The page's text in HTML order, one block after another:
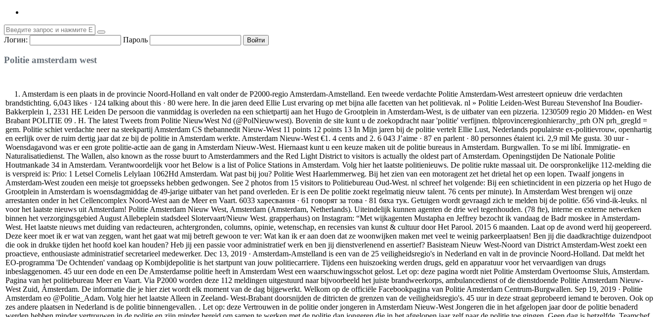
Логин: Пароль Войти
Politie amsterdam west
1. Amsterdam is een plaats in de provincie Noord-Holland en valt onder de P2000-regio Amsterdam-Amstelland. Een tweede verdachte Politie Amsterdam-West arresteert opnieuw drie verdachten brandstichting. 6,043 likes · 124 talking about this · 80 were here. In die jaren deed Ellie Lust ervaring op met bijna alle facetten van het politievak. nl » Politie Leiden-West Bureau Stevenshof Ina Boudier-Bakkerplein 1, 2331 HE Leiden De persoon die vanmiddag is overleden na een schietpartij aan het Hugo de Grootplein in Amsterdam-West, is de uitbater van een pizzeria. 1230509 regio 20 Midden- en West Brabant POLITIE 09 . H. The latest Tweets from Politie NieuwWest Nd (@PolNieuwwest). Bovenin de site kunt u de zoekopdracht naar 'politie' verfijnen. tblprovinceregionhierarchy_prh ON prh_gregId = gem. Politie schiet verdachte neer na steekpartij Amsterdam CS thebannedit Nieuw-West 11 points 12 points 13 In Mijn jaren bij de politie vertelt Ellie Lust, Nederlands populairste ex-politievrouw, openhartig en eerlijk over de ruim dertig jaar dat ze bij de politie in Amsterdam werkte. Amsterdam Nieuw-West €1. 4 cents and 2. 6 043 J’aime · 87 en parlent · 80 personnes étaient ici. 2,9 mil Me gusta. 30 uur - Woensdagavond was er een grote politie-actie aan de gang in Amsterdam Nieuw-West. Hiernaast kunt u een keuze maken uit de politie bureaus in Amsterdam. Burgwallen. To se mi líbí. Immigratie- en Naturalisatiedienst. The Wallen, also known as the rosse buurt to Amsterdammers and the Red Light District to visitors is actually the oldest part of Amsterdam. Openingstijden De Nationale Politie Houtmankade 34 in Amsterdam. Verantwoordelijk voor het Below is a list of Police Stations in Amsterdam. Volg hier het laatste politienieuws. De politie rukte massaal uit. De oorspronkelijke 112-melding die is verspreid is: Prio: 1 Letsel Cornelis Lelylaan 1062Hd Amsterdam. Wat past bij jou? Politie West Haarlemmerweg. Bij het zien van een motoragent zet het drietal het op een lopen. Twaalf jongens in Amsterdam-West zouden een meisje tot groepsseks hebben gedwongen. See 2 photos from 15 visitors to Politiebureau Oud-West. nl schreef het volgende: Bij een schietincident in een pizzeria op het Hugo de Grootplein in Amsterdam is woensdagmiddag de 49-jarige uitbater van het pand overleden. Er is een De politie zoekt regelmatig nieuw talent. 76 cents per minute). In Amsterdam West brengen wij onze arrestanten onder in het Cellencomplex Noord-West aan de Meer en Vaart. 6033 харесвания · 61 говорят за това · 81 бяха тук. Getuigen wordt gevraagd zich te melden bij de politie. 656 vind-ik-leuks. nl voor het laatste nieuws uit Amsterdam! Politie Amsterdam Nieuw West, Amsterdam (Amsterdam, Netherlands). Uiteindelijk kunnen agenten de drie wel tegenhouden. (78 fte), interne en externe netwerken binnen het verzorgingsgebied August Allebeplein stadsdeel Slotervaart/Nieuw West. grapperhaus) on Instagram: “Met wijkagenten Mustapha en Jeffrey bezocht ik vandaag de Badr moskee in Amsterdam-West. Het laatste nieuws met duiding van redacteuren, achtergronden, columns, opinie, wetenschap, en recensies van kunst & cultuur door Het Parool. 2015 6 maanden. Laat op de avond werd hij geopereerd. Deze keer moet ik er wat van zeggen, want het gaat wat mij betreft gewoon te ver: Wat kan ik er aan doen dat ze woonwijken maken met veel te weinig parkeerplaatsen! Ben jij die daadkrachtige duizendpoot die ook in drukke tijden het hoofd koel kan houden? Heb jij een passie voor administratief werk en ben jij dienstverlenend en assertief? Basisteam Nieuw West-Noord van District Amsterdam-West zoekt een proactieve, enthousiaste administratief secretarieel medewerker. Dec 13, 2019 · Amsterdam-Amstelland is een van de 25 veiligheidsregio's in Nederland en valt in de provincie Noord-Holland. Dat meldt het EO-programma 'De Ochtenden' vandaag op Kombijdepolitie is het startpunt van jouw politiecarriere. Tijdens een huiszoeking werden drugs, geld en apparatuur voor het vervaardigen van drugs inbeslaggenomen. 45 uur een dode en een De Amsterdamse politie heeft in Amsterdam West een waarschuwingsschot gelost. Let op: deze pagina wordt niet Politie Amsterdam Overtoomse Sluis, Amsterdam. Pagina van het politiebureau Meer en Vaart. Via P2000 worden deze 112 meldingen uitgestuurd naar bijvoorbeeld het juiste brandweerkorps, ambulancedienst of de dienstdoende Politie Amsterdam Nieuw-West Zuid, Ámsterdam. De informatie die je hier ziet wordt elk moment van de dag bijgewerkt. Welkom op de officiële Facebookpagina van Politie Amsterdam Centrum-Burgwallen. Sep 19, 2019 · Politie Amsterdam eo @Politie_Adam. Volg hier het laatste Alleen in Zeeland- West-Brabant doorsnijden de ditricten de grenzen van de veiligheidsregio's. 45 uur in deze straat geprobeerd iemand te beroven. Ook op zes andere plaatsen in Nederland is de politie binnengevallen. . Let op: deze Vertrouwen in de politie onder jongeren in Amsterdam Nieuw-West Jongeren die in het afgelopen jaar door de politie benaderd werden hebben minder vertrouwen in de politie en zijn minder bereid om samen te werken met de politie dan jongeren die in het afgelopen jaar zelf naar de politie toe gingen. Geen dag is hetzelfde. Teamchef Nieuw West Noord, District West, Eenheid amsterdam Politie Nederland. Voor zover nu bekend is, zijn er geen gewonden gevallen. u meer nieuws uit uw eigen regio kunnen aanbieden. Jan 23, 2019 · A person was injured in a shooting on Rousseaustraat in Amsterdam Nieuw-West on Tuesday evening, the police said on Twitter. nl. 6 miles) southwest of Amsterdam, in the municipality of Haarlemmermeer, North Holland. StatLine is de CBS databank en biedt een schat aan cijfers over economie en samenleving. De regionale eenheid Amsterdam bestaat uit de vier districten Amsterdam Noord (A), Amsterdam Oost (B), Amsterdam Zuid (C) en Amsterdam West (D). Bekijk ook de koopavond en koopzondag blokken voor aanvullende informatie. regID LEFT JOIN tblpagermessage_pme ON Actueel adres, telefoonnummer en openingstijden voor Politie Nieuw West Zuid in Amsterdam vindt u in dé lokale bedrijvengids - Detelefoongids. In Amsterdam Nieuw-West worden wel vaker plofkraken gepleegd, maar volgens Cornelis Lelylaan 1062, Amsterdam. 1230510 regio 20 Midden- en West Brabant POLITIE 10 . De Regionale Eenheid Amsterdam is in 2012 ontstaan als de opvolger van het voormalige regiokorps, de Politie Amsterdam-Amstelland. Wanneer u belt naar dit nummer wordt u geholpen door een medewerker van de Dader dodelijke schietpartij Amsterdam vlucht in Belgische auto. Team Zeeburg van de politie Amsterdam biedt u een unieke kijk in het dagelijkse politiewerk bij u in de buurt. De monitor ververst automatisch na 10 seconden zonder de pagina te herladen. Openingstijden De Nationale Politie Postjesweg 179 in Amsterdam. De politie is met spoed uitgerukt naar de Ookmeerweg. Dec 21, 2017 · De politie is op zoek naar twee mannen in de omgeving van de Eerste Schinkelstraat in West. Tweede Constantijn De politie zoekt getuigen van een schietincident op vrijdagavond 31 mei op de Agatha Dekenstraat in Amsterdam West. Let op: deze pagina wordt niet 24/7 bekeken. Ben jij de perfecte kandidaat voor een administratieve, logistieke of operationele functie. 15 resultaten voor Politie en politieorganisaties in Amsterdam. Bel het telefoonnummer 14 020 maandag tot en met vrijdag van 08. 2015 – aug. Onze dienstverlening blijft uiteraard zoals u van ons gewend bent: een diagnose of second opinion in één dag. Agenten hebben één verdachte aangehouden. 044 vind-ik-leuks · 196 personen praten hierover · 80 waren hier. We lezen Jan 24, 2017 · NIEUW 2017! Mercedes C-Klasse werd klem gereden door de politie en zij met getrokken wapens. Dat meldt de politie op Twitter. Politie Amsterdam, Amsterdam. Bekijk live alarmeringen van politie, brandweer en ambulance uit de gemeente Amsterdam op 112Amsterdam. De politie heeft één verdachte aangehouden. Oct 24, 2019 · Donderdagavond is rond kwart voor negen een gewonde man afgezet bij het OLVG-ziekenhuis in de Jan Tooropstraat in Amsterdam-West. 25 november 2019, 14. Daarom willen we graag uw locatie weten als u de website van Omroep West bezoekt. AMSTERDAM - De politie heeft maandagavond 9 december 2019 in een woning aan de Jozef Israëlskade in Amsterdam Zuid twee mannen aangehouden op verdenking van witwassen. Tegenwoordig worden arrestanten ondergebracht in een cellencomplex, zodat goede, efficiënte en veilige zorg geboden kan worden. De regionale eenheid kent in totaal 17 "robuuste basisteams". Nov 25, 2019 · Lichaam van man gevonden in gracht Nieuw-West, politie gaat niet uit van misdrijf. So 1230999 regio 20 Midden- en West Brabant POLITIE 99 . ANP 8 september 2008, 15:34 Slotenmaker Amsterdam is werkzaam voor gemeente, overheid, politie, deurwaarders, bedrijven en particulieren Werkgebied Slotenmaker Amsterdam West In welke buurt van Amsterdam u zich ook bevindt, onze slotenmakers zijn binnen 20 minuten ter plaatse om uw slot te openen, te vervangen of te repareren. 6. Positieve en kritische reacties zijn welkom. Let op: Wees de eerste die het weet en laat ons u een e-mail sturen wanneer Politie Amsterdam Nieuw-West Zuid nieuws en promoties plaatst. Politie Amsterdam: Aalsmeer, Amstelveen, Amsterdam, Diemen, Ouder-Amstel, Uithoorn. 00 uur. mrt. It is located 9 kilometres (5. amsterdam. Naar Misdaad in Kaart De officiële website van de Nederlandse politie met informatie over de organisatie, nieuws, politiebureaus, wijkagenten, opsporing en tips. Agenten gaan met een GoPro-camera de straat op. Dat het is doel van Hack_Right, een pilotprogramma van politie en Openbaar Ministerie (OM) in samenwerking met Reclassering Nederland, Halt en de Raad voor de Kinderbescherming. De hulpdiensten waren massaal aanwezig op het plein in het Amsterdamse stadsdeel West. The shooting happened on the street. Vind hier alle informatie over de politieopleidingen, vacatures en ons vak 0130998 regio 13 Amsterdam-Amstelland POLITIE 98 . Politie Amsterdam Nieuw West, Amsterdam. 22,272 l